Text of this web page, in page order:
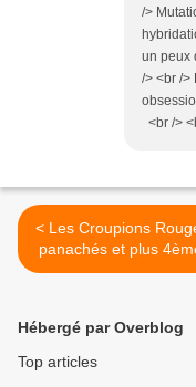
/>
un peux
/> <br />
<br />
< Les Croupions Rouge en
panachés et plus
dernière
Hébergé par Overblog
Top articles